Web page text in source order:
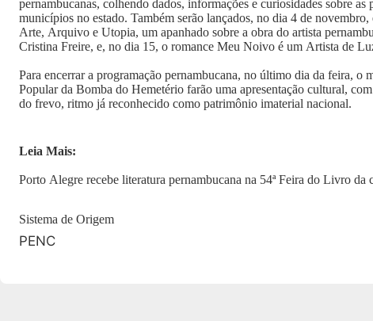
pernambucanas, colhendo dados, informações e curiosidades sobre as
municípios no estado. Também serão lançados, no dia 4 de
Arte, Arquivo e Utopia, um apanhado sobre a obra do artista
Cristina Freire, e, no dia 15, o romance Meu Noivo é um Artista de
Para encerrar a programação pernambucana, no último dia da feira, o
Popular da Bomba do Hemetério farão uma apresentação cultural,
do frevo, ritmo já reconhecido como patrimônio imaterial nacional.
Leia Mais:
Porto Alegre recebe literatura pernambucana na 54ª Feira do Livro da
Sistema de Origem
PENC